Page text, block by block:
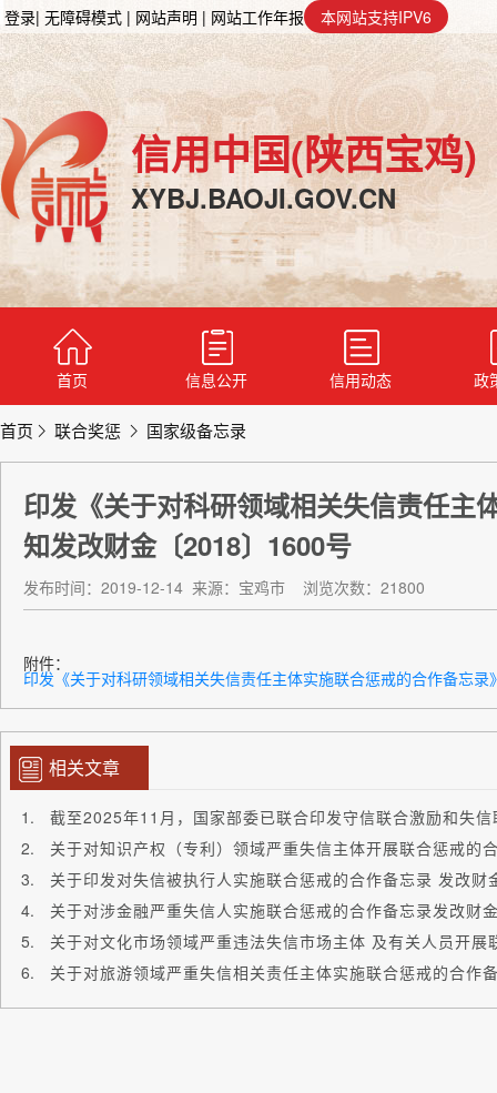
登录| 无障碍模式 | 网站声明 | 网站工作年报 本网站支持IPV6
信用中国(陕西宝鸡)
XYBJ.BAOJI.GOV.CN
首页 信息公开 信用动态 政
首页 联合奖惩 国家级备忘录
印发《关于对科研领域相关失信责任主
知发改财金〔2018〕1600号
发布时间：2019-12-14 来源：宝鸡市 浏览次数：21800
附件：
印发《关于对科研领域相关失信责任主体实施联合惩戒的合作备忘
相关文章
截至2025年11月，国家部委已联合印发守信联合激励和失
关于印发对失信被执行人实施联合惩戒的合作备忘录 发改
关于对涉金融严重失信人实施联合惩戒的合作备忘录发改财